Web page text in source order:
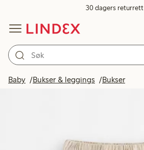
30 dagers returrett
Baby Bukser & leggings Bukser